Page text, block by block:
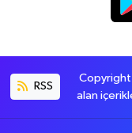
RSS
alan